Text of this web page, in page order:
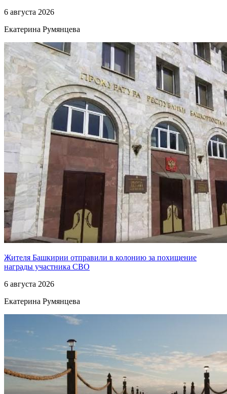
6 августа 2026
Екатерина Румянцева
Жителя Башкирии отправили в колонию за похищение
награды участника СВО
6 августа 2026
Екатерина Румянцева